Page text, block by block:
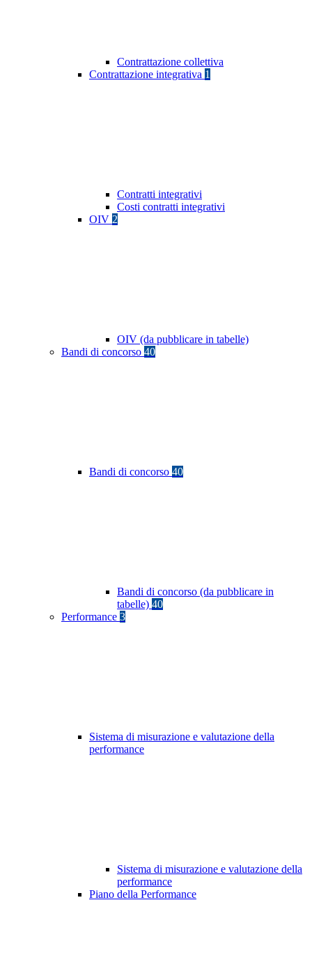
Contrattazione collettiva
Contrattazione integrativa 1
Contratti integrativi
Costi contratti integrativi
OIV 2
OIV (da pubblicare in tabelle)
Bandi di concorso 40
Bandi di concorso 40
Bandi di concorso (da pubblicare in
tabelle) 40
Performance 3
Sistema di misurazione e valutazione della
performance
Sistema di misurazione e valutazione della
performance
Piano della Performance